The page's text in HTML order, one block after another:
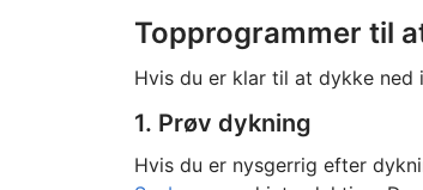
Topprogrammer til
Hvis du er klar til at dykke ned
1. Prøv dykning
Hvis du er nysgerrig efter